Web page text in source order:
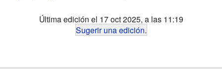
Última edición el 17 oct 2025, a las 11:19
Sugerir una edición.